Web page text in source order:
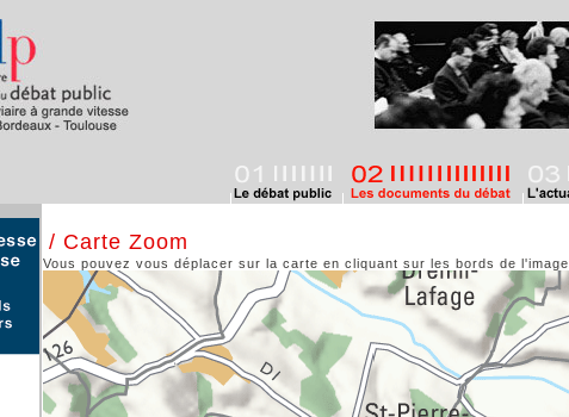
/ Carte Zoom
Vous pouvez vous déplacer sur la carte en cliquant sur les bords de l'image.